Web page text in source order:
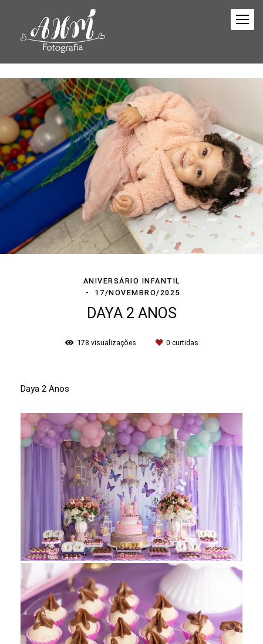
ANIVERSÁRIO INFANTIL
17/NOVEMBRO/2025
DAYA 2 ANOS
178 visualizações 0 curtidas
Daya 2 Anos